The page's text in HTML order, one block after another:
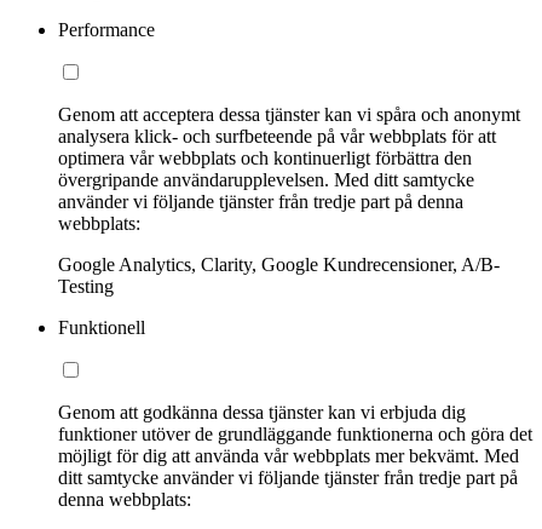
Performance
Genom att acceptera dessa tjänster kan vi spåra och anonymt
analysera klick- och surfbeteende på vår webbplats för att
optimera vår webbplats och kontinuerligt förbättra den
övergripande användarupplevelsen. Med ditt samtycke
använder vi följande tjänster från tredje part på denna
webbplats:
Google Analytics, Clarity, Google Kundrecensioner, A/B-
Testing
Funktionell
Genom att godkänna dessa tjänster kan vi erbjuda dig
funktioner utöver de grundläggande funktionerna och göra det
möjligt för dig att använda vår webbplats mer bekvämt. Med
ditt samtycke använder vi följande tjänster från tredje part på
denna webbplats: